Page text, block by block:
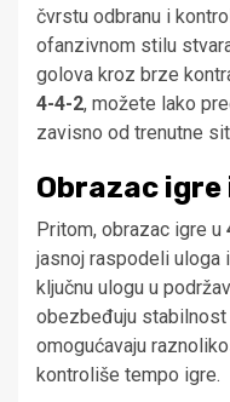
čvrstu odbranu i
ofanzivnom stilu
golova kroz brze
4-4-2, možete lako
zavisno od trenutne
Obrazac
Pritom, obrazac igre u
jasnoj raspodeli uloga
ključnu ulogu u
obezbeđuju stabilnost
omogućavaju
kontroliše tempo igre.